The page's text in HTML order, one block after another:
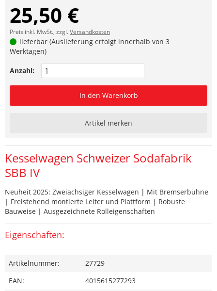
25,50 €
Preis inkl. MwSt., zzgl.Versandkosten
lieferbar (Auslieferung erfolgt innerhalb von 3
Werktagen)
Anzahl:
In den Warenkorb
Artikel merken
Kesselwagen Schweizer Sodafabrik
SBB IV
Neuheit 2025: Zweiachsiger Kesselwagen | Mit Bremserbühne
| Freistehend montierte Leiter und Plattform | Robuste
Bauweise | Ausgezeichnete Rolleigenschaften
Eigenschaften:
Artikelnummer:
27729
EAN:
4015615277293